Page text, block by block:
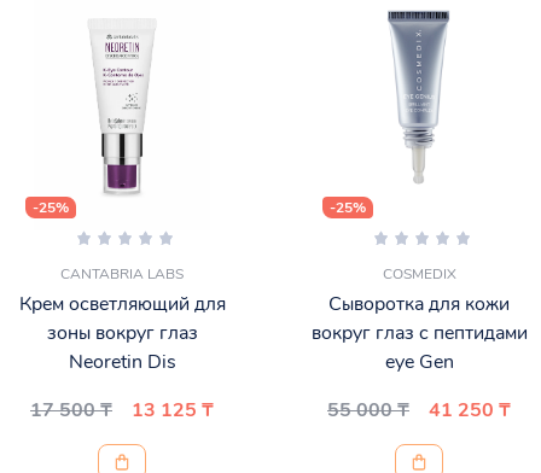
-25%
CANTABRIA LABS
Крем осветляющий для
зоны вокруг глаз
Neoretin Dis
17 500 ₸
13 125 ₸
-25%
COSMEDIX
Сыворотка для кожи
вокруг глаз с пептидами
eye Gen
55 000 ₸
41 250 ₸